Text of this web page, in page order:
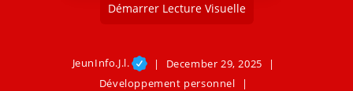
Démarrer Lecture Visuelle
JeunInfo.J.l.
December 29, 2025
Développement personnel